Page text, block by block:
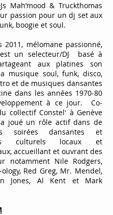
Mah’mood & Truckthomas
passion pour un dj set aux
boogie et soul.
2011, mélomane passionné,
est un selecteur/DJ basé à
aux platines son
musique soul, funk, disco,
et de musiques dansantes
dans les années 1970-80
à ce jour. Co-
collectif Constel' à Genève
joué un rôle actif dans de
soirées dansantes et
culturels locaux et
accueillant et ouvrant des
notamment Nile Rodgers,
ology, Red Greg, Mr. Mendel,
Jones, Al Kent et Mark